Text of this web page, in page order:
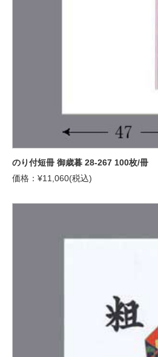
のり付短冊 御歳暮 28-267 100枚/冊
価格：¥11,060(税込)